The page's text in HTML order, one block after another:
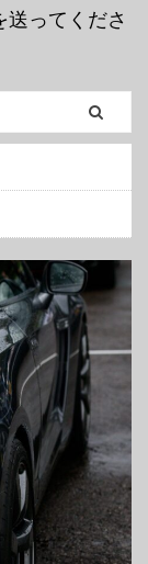
送ってくださ